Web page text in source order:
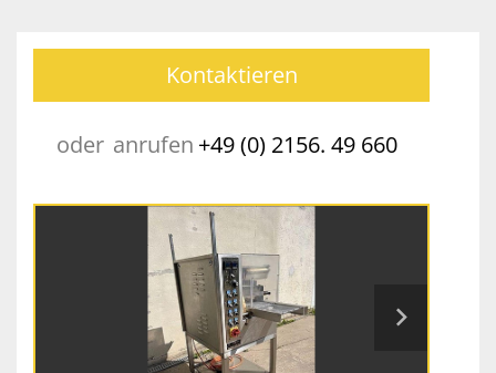
Kontaktieren
oder anrufen +49 (0) 2156. 49 660